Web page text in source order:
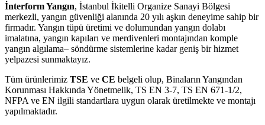
İnterform Yangın, İstanbul İkitelli Organize Sanayi Bölgesi
merkezli, yangın güvenliği alanında 20 yılı aşkın deneyime sahip bir
firmadır. Yangın tüpü üretimi ve dolumundan yangın dolabı
imalatına, yangın kapıları ve merdivenleri montajından komple
yangın algılama– söndürme sistemlerine kadar geniş bir hizmet
yelpazesi sunmaktayız.
Tüm ürünlerimiz TSE ve CE belgeli olup, Binaların Yangından
Korunması Hakkında Yönetmelik, TS EN 3-7, TS EN 671-1/2,
NFPA ve EN ilgili standartlara uygun olarak üretilmekte ve montajı
yapılmaktadır.